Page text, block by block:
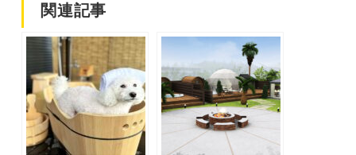
関連記事